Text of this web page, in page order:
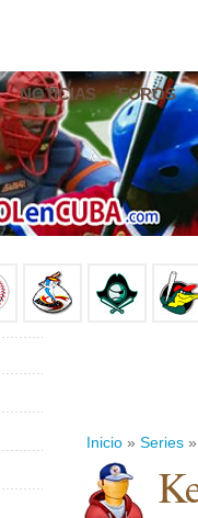
NOTICIAS FOROS
Inicio » Series »